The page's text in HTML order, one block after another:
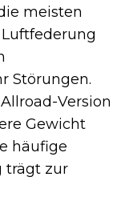
meisten
Störungen.
Version
Gewicht
häufige
trägt zur